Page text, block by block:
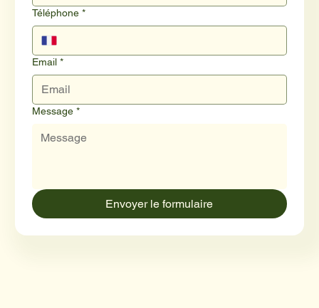
Téléphone *
Email *
Message *
Envoyer le formulaire